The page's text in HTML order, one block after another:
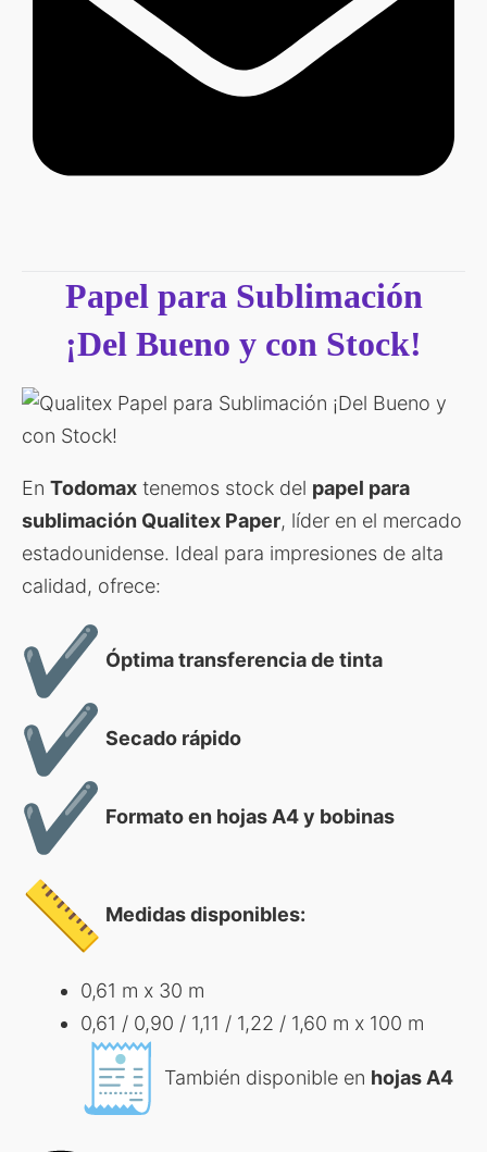
Papel para Sublimación
¡Del Bueno y con Stock!
En Todomax tenemos stock del papel para
sublimación Qualitex Paper, líder en el mercado
estadounidense. Ideal para impresiones de alta
calidad, ofrece:
Óptima transferencia de tinta
Secado rápido
Formato en hojas A4 y bobinas
Medidas disponibles:
0,61 m x 30 m
0,61 / 0,90 / 1,11 / 1,22 / 1,60 m x 100 m
También disponible en hojas A4